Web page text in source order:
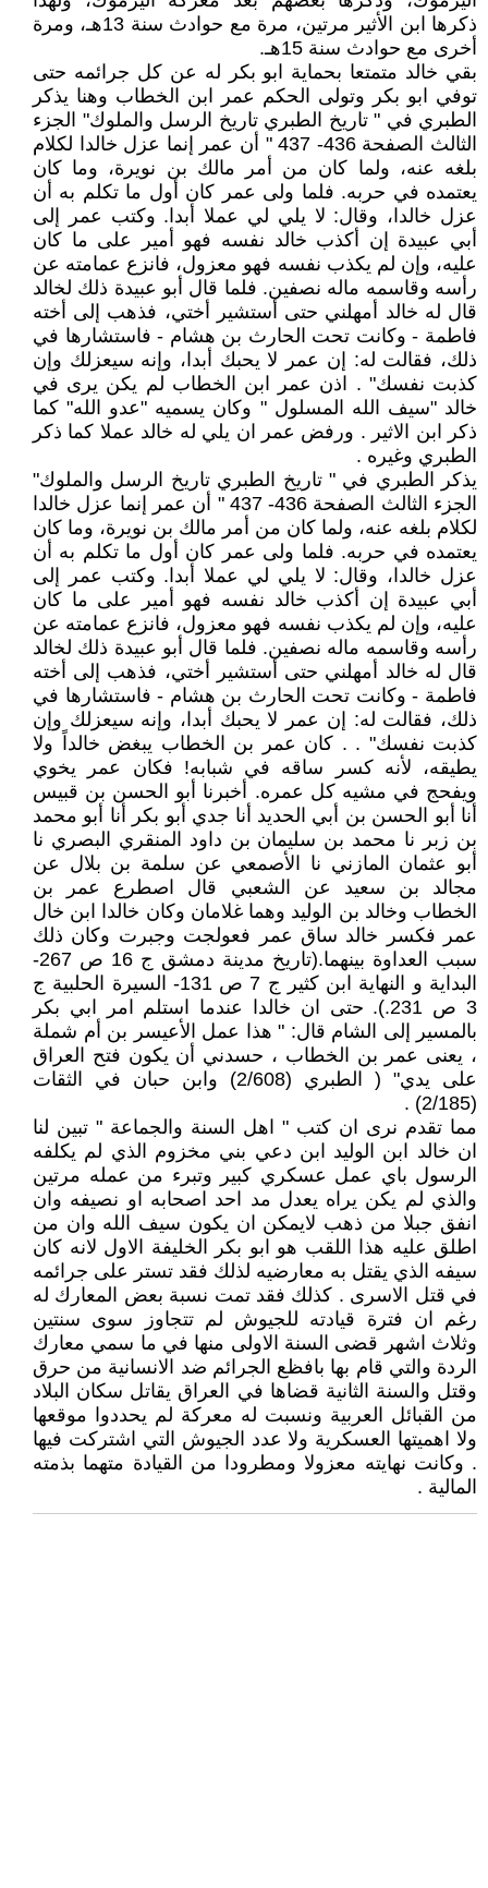
ذكرها ابن الأثير مرتين، مرة مع حوادث سنة 13هـ، ومرة
أخرى مع حوادث سنة 15هـ.
بقي خالد متمتعا بحماية ابو بكر له عن كل جرائمه حتى
توفي ابو بكر وتولى الحكم عمر ابن الخطاب وهنا يذكر
الطبري في " تاريخ الطبري تاريخ الرسل والملوك" الجزء
الثالث الصفحة 436- 437 " أن عمر إنما عزل خالدا لكلام
بلغه عنه، ولما كان من أمر مالك بن نويرة، وما كان
يعتمده في حربه. فلما ولى عمر كان أول ما تكلم به أن
عزل خالدا، وقال: لا يلي لي عملا أبدا. وكتب عمر إلى
أبي عبيدة إن أكذب خالد نفسه فهو أمير على ما كان
عليه، وإن لم يكذب نفسه فهو معزول، فانزع عمامته عن
رأسه وقاسمه ماله نصفين. فلما قال أبو عبيدة ذلك لخالد
قال له خالد أمهلني حتى أستشير أختي، فذهب إلى أخته
فاطمة - وكانت تحت الحارث بن هشام - فاستشارها في
ذلك، فقالت له: إن عمر لا يحبك أبدا، وإنه سيعزلك وإن
كذبت نفسك" . اذن عمر ابن الخطاب لم يكن يرى في
خالد "سيف الله المسلول " وكان يسميه "عدو الله" كما
ذكر ابن الاثير . ورفض عمر ان يلي له خالد عملا كما ذكر
الطبري وغيره .
يذكر الطبري في " تاريخ الطبري تاريخ الرسل والملوك"
الجزء الثالث الصفحة 436- 437 " أن عمر إنما عزل خالدا
لكلام بلغه عنه، ولما كان من أمر مالك بن نويرة، وما كان
يعتمده في حربه. فلما ولى عمر كان أول ما تكلم به أن
عزل خالدا، وقال: لا يلي لي عملا أبدا. وكتب عمر إلى
أبي عبيدة إن أكذب خالد نفسه فهو أمير على ما كان
عليه، وإن لم يكذب نفسه فهو معزول، فانزع عمامته عن
رأسه وقاسمه ماله نصفين. فلما قال أبو عبيدة ذلك لخالد
قال له خالد أمهلني حتى أستشير أختي، فذهب إلى أخته
فاطمة - وكانت تحت الحارث بن هشام - فاستشارها في
ذلك، فقالت له: إن عمر لا يحبك أبدا، وإنه سيعزلك وإن
كذبت نفسك" . . كان عمر بن الخطاب يبغض خالداً ولا
يطيقه، لأنه كسر ساقه في شبابه! فكان عمر يخوي
ويفحج في مشيه كل عمره. أخبرنا أبو الحسن بن قبيس
أنا أبو الحسن بن أبي الحديد أنا جدي أبو بكر أنا أبو محمد
بن زبر نا محمد بن سليمان بن داود المنقري البصري نا
أبو عثمان المازني نا الأصمعي عن سلمة بن بلال عن
مجالد بن سعيد عن الشعبي قال اصطرع عمر بن
الخطاب وخالد بن الوليد وهما غلامان وكان خالدا ابن خال
عمر فكسر خالد ساق عمر فعولجت وجبرت وكان ذلك
سبب العداوة بينهما.(تاريخ مدينة دمشق ج 16 ص 267-
البداية و النهاية ابن كثير ج 7 ص 131- السيرة الحلبية ج
3 ص 231.). حتى ان خالدا عندما استلم امر ابي بكر
بالمسير إلى الشام قال: " هذا عمل الأعيسر بن أم شملة
، يعنى عمر بن الخطاب ، حسدني أن يكون فتح العراق
على يدي" ( الطبري (2/608) وابن حبان في الثقات
(2/185) .
مما تقدم نرى ان كتب " اهل السنة والجماعة " تبين لنا
ان خالد ابن الوليد ابن دعي بني مخزوم الذي لم يكلفه
الرسول باي عمل عسكري كبير وتبرء من عمله مرتين
والذي لم يكن يراه يعدل مد احد اصحابه او نصيفه وان
انفق جبلا من ذهب لايمكن ان يكون سيف الله وان من
اطلق عليه هذا اللقب هو ابو بكر الخليفة الاول لانه كان
سيفه الذي يقتل به معارضيه لذلك فقد تستر على جرائمه
في قتل الاسرى . كذلك فقد تمت نسبة بعض المعارك له
رغم ان فترة قيادته للجيوش لم تتجاوز سوى سنتين
وثلاث اشهر قضى السنة الاولى منها في ما سمي معارك
الردة والتي قام بها بافظع الجرائم ضد الانسانية من حرق
وقتل والسنة الثانية قضاها في العراق يقاتل سكان البلاد
من القبائل العربية ونسبت له معركة لم يحددوا موقعها
ولا اهميتها العسكرية ولا عدد الجيوش التي اشتركت فيها
. وكانت نهايته معزولا ومطرودا من القيادة متهما بذمته
المالية .